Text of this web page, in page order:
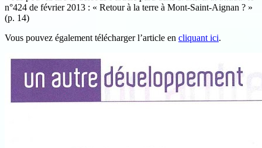
n°424 de février 2013 : « Retour à la terre à Mont-Saint-Aignan ? »
(p. 14)
Vous pouvez également télécharger l’article en cliquant ici.